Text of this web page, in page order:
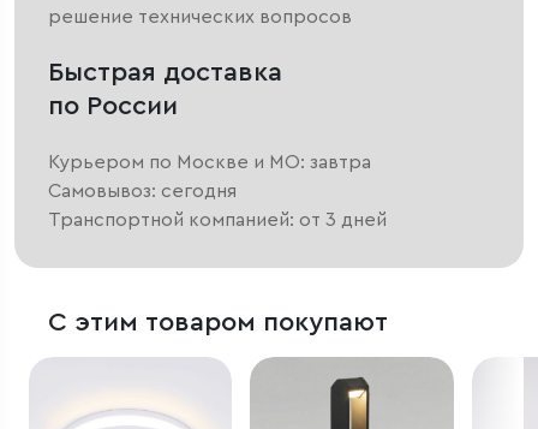
решение технических вопросов
Быстрая доставка
по России
Курьером по Москве и МО: завтра
Самовывоз: сегодня
Транспортной компанией: от 3 дней
С этим товаром покупают